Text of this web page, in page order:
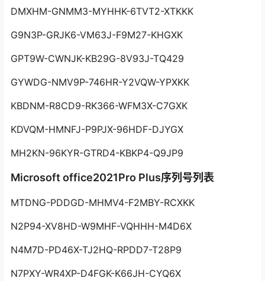
DMXHM-GNMM3-MYHHK-6TVT2-XTKKK
G9N3P-GRJK6-VM63J-F9M27-KHGXK
GPT9W-CWNJK-KB29G-8V93J-TQ429
GYWDG-NMV9P-746HR-Y2VQW-YPXKK
KBDNM-R8CD9-RK366-WFM3X-C7GXK
KDVQM-HMNFJ-P9PJX-96HDF-DJYGX
MH2KN-96KYR-GTRD4-KBKP4-Q9JP9
Microsoft office2021Pro Plus序列号列表
MTDNG-PDDGD-MHMV4-F2MBY-RCXKK
N2P94-XV8HD-W9MHF-VQHHH-M4D6X
N4M7D-PD46X-TJ2HQ-RPDD7-T28P9
N7PXY-WR4XP-D4FGK-K66JH-CYQ6X